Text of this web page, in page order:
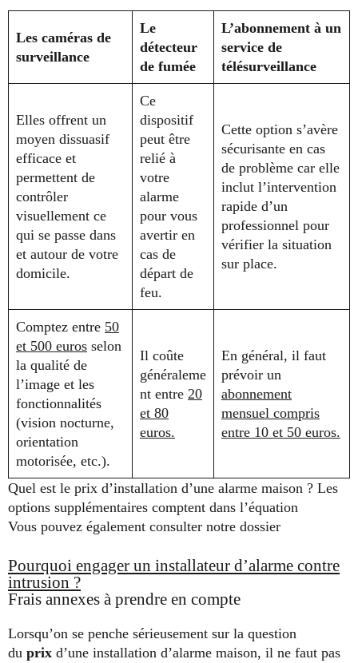
Les caméras de
surveillance
Le
détecteur
de fumée
L’abonnement à un
service de
télésurveillance
Elles offrent un
moyen dissuasif
efficace et
permettent de
contrôler
visuellement ce
qui se passe dans
et autour de votre
domicile.
Ce
dispositif
peut être
relié à
votre
alarme
pour vous
avertir en
cas de
départ de
feu.
Cette option s’avère
sécurisante en cas
de problème car elle
inclut l’intervention
rapide d’un
professionnel pour
vérifier la situation
sur place.
Comptez entre 50
et 500 euros selon
la qualité de
l’image et les
fonctionnalités
(vision nocturne,
orientation
motorisée, etc.).
Il coûte
généraleme
nt entre 20
et 80
euros.
En général, il faut
prévoir un
abonnement
mensuel compris
entre 10 et 50 euros.
Quel est le prix d’installation d’une alarme maison ? Les
options supplémentaires comptent dans l’équation
Vous pouvez également consulter notre dossier
Pourquoi engager un installateur d’alarme contre
intrusion ?
Frais annexes à prendre en compte
Lorsqu’on se penche sérieusement sur la question
du prix d’une installation d’alarme maison, il ne faut pas